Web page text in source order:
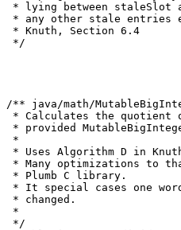
* lying between staleSlot
* any other stale entries
* Knuth, Section 6.4
*/
/** java/math/
* Calculates the
* provided
*
* Uses Algorithm D in
* Many optimizations to
* Plumb C library.
* It special cases one
* changed.
*
*/